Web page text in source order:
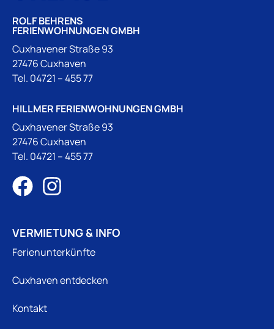
ROLF BEHRENS
FERIENWOHNUNGEN GMBH
Cuxhavener Straße 93
27476 Cuxhaven
Tel. 04721 – 455 77
HILLMER FERIENWOHNUNGEN GMBH
Cuxhavener Straße 93
27476 Cuxhaven
Tel. 04721 – 455 77
VERMIETUNG & INFO
Ferienunterkünfte
Cuxhaven entdecken
Kontakt